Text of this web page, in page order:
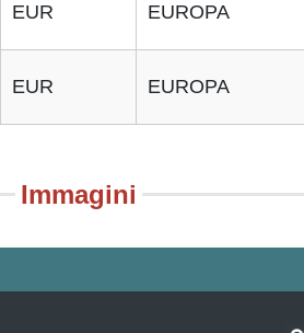
EUR EUROPA
EUR EUROPA
Immagini